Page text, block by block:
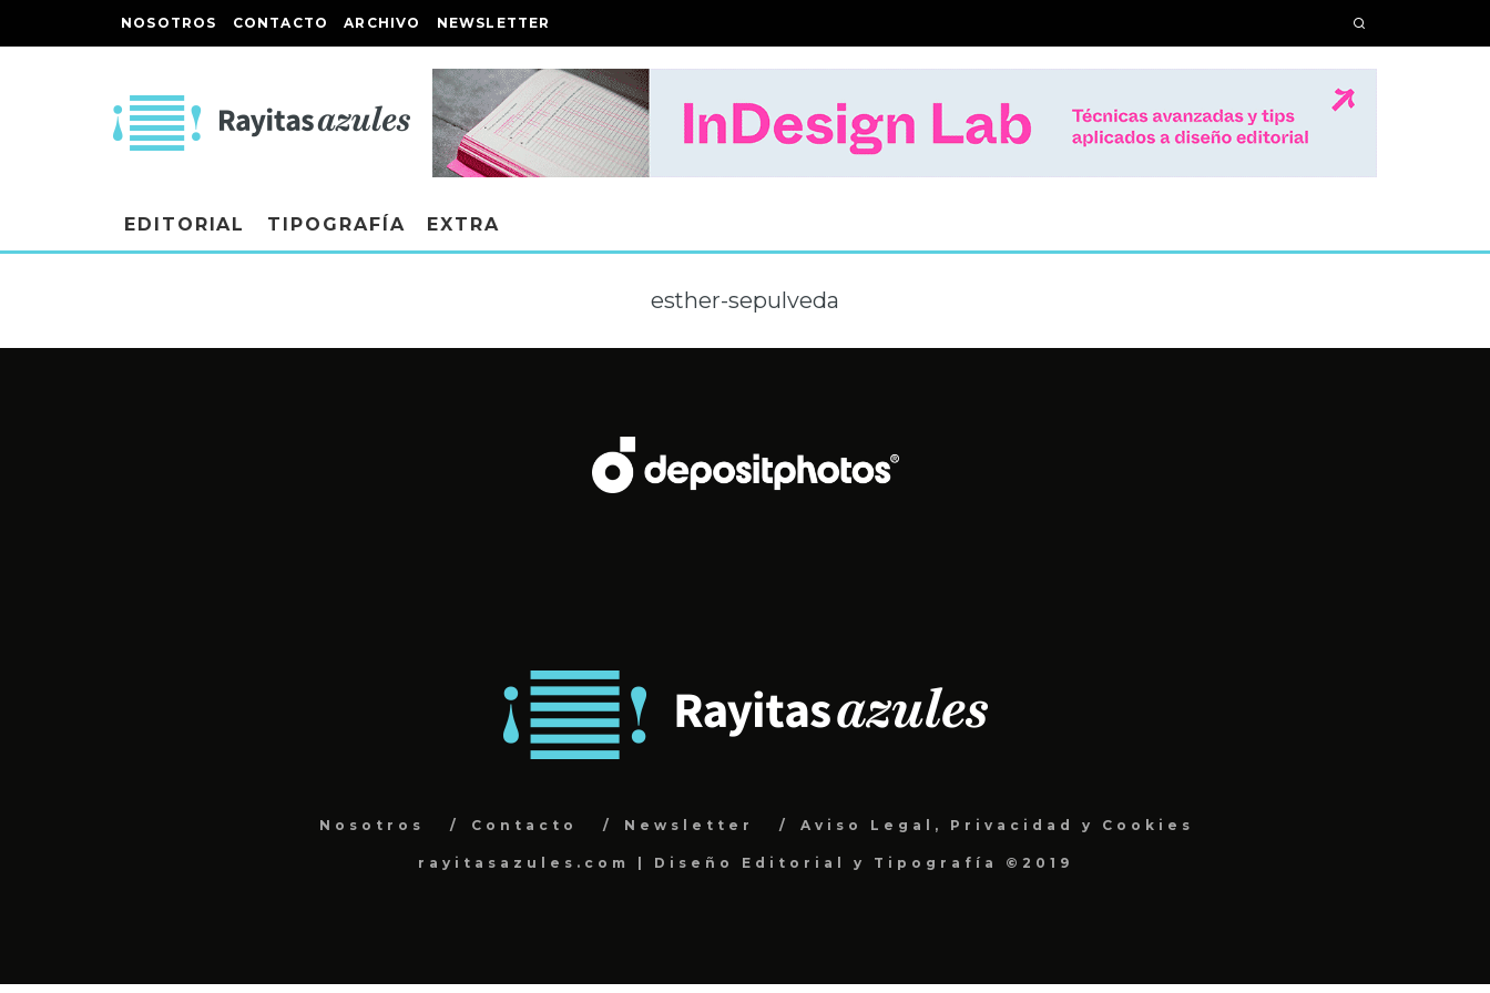
NOSOTROS CONTACTO ARCHIVO NEWSLETTER
EDITORIAL TIPOGRAFÍA EXTRA
esther-sepulveda
Nosotros Contacto Newsletter Aviso Legal, Privacidad y Cookies
rayitasazules.com | Diseño Editorial y Tipografía ©2019